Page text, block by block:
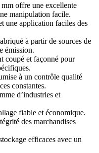
offre une excellente
manipulation facile.
une application faciles des
à partir de sources de
émission.
coupé et façonné pour
à un contrôle qualité
constantes.
d’industries et
fiable et économique.
des marchandises
efficaces avec un